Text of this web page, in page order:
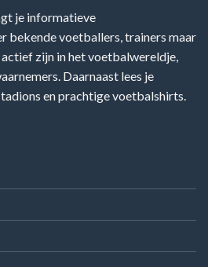
je informatieve
bekende voetballers, trainers maar
zijn in het voetbalwereldje,
Daarnaast lees je
en prachtige voetbalshirts.